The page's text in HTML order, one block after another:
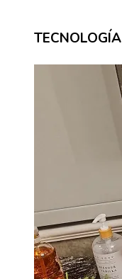
TECNOLOGÍA